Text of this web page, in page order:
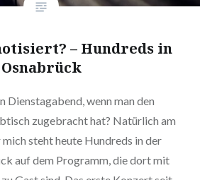
– Hundreds in
Osnabrück
Dienstagabend, wenn man den
zugebracht hat? Natürlich am
steht heute Hundreds in der
auf dem Programm, die dort mit